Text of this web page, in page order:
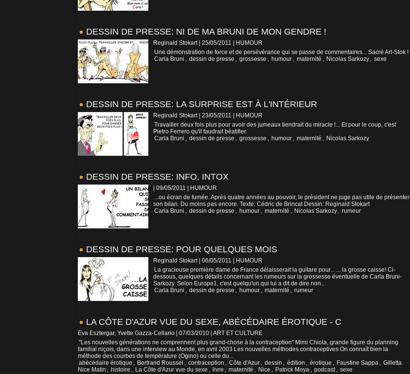
DESSIN DE PRESSE: NI DE MA BRUNI DE MON GENDRE !
Reginald Stokart | 25/05/2011
HUMOUR
Une démonstration de force et de persévérance qui se passe de commentaires... Sacré Art-Stok !
Carla Bruni , dessin de presse , grossesse , humour , maternité , Nicolas Sarkozy , sexe
DESSIN DE PRESSE: LA SURPRISE EST À L'INTÉRIEUR
Reginald Stokart | 23/05/2011
HUMOUR
Travailler deux fois plus pour avoir des jumeaux tiendrait du miracle !... Et pour le coup, c'est
Pietro Ferrero qu'il faudrait béatifier.
Carla Bruni , dessin de presse , grossesse , humour , maternité , Nicolas Sarkozy
DESSIN DE PRESSE: INFO, INTOX
| 09/05/2011
HUMOUR
...ou écran de fumée. Après quatre années au pouvoir, le président ne juge pas utile de présenter
son bilan. Du moins pas encore. Texte: Cédric de Brincat Dessin: Reginald Stokart
Carla Bruni , dessin de presse , humour , maternité , Nicolas Sarkozy , rumeur
DESSIN DE PRESSE: POUR QUELQUES MOIS
Reginald Stokart | 06/05/2011
HUMOUR
La gracieuse première dame de France délaisserait la guitare pour... ... la grosse caisse! Ci-
dessous, quelques détails concernant les rumeurs sur la grossesse éventuelle de Carla Bruni-
Sarkozy. Selon Europe1, c'est quelqu'un qui lui a dit de dire non...
Carla Bruni , dessin de presse , humour , maternité , rumeur
LA CÔTE D'AZUR VUE DU SEXE, ABÉCÉDAIRE ÉROTIQUE - C
Eva Esztergar, Yvette Gazza-Cellario | 07/03/2010 ART ET CULTURE
"Les nouvelles générations ne comprennent plus grand-chose à la contraception" Mimi Chiola, grande figure du planning
familial niçois, dans une interview au Monde, en avril 2003 Les nouvelles méthodes contraceptives On connaît bien la
méthode des courbes de température (Ogino) ou celle du...
abécédaire érotique , Bertrand Roussel , contraception , Côte d'Azur , dessin , édition , érotique , Faustine Sappa , Gilletta
Nice Matin , histoire , La Côte d'Azur vue du sexe , livre , maternité , Nice , Patrick Moya , podcast , sexe